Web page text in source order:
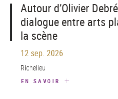
Autour d’Olivier
dialogue entre arts
la scène
12 sep. 2026
Richelieu
EN SAVOIR